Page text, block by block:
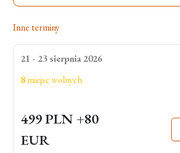
Inne terminy
21 - 23 sierpnia 2026
8miejsc wolnych
499 PLN +80
EUR